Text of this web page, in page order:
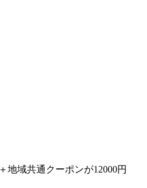
地域共通クーポンが12000円